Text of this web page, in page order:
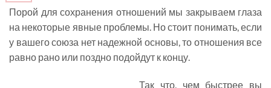
Порой для сохранения отношений мы закрываем глаза
на некоторые явные проблемы. Но стоит понимать, если
у вашего союза нет надежной основы, то отношения все
равно рано или поздно подойдут к концу.
Так что, чем быстрее вы